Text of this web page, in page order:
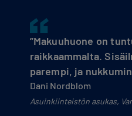
”Makuuhuone on
raikkaammalta.
parempi, ja
Dani Nordblom
Asuinkiinteistön asukas,